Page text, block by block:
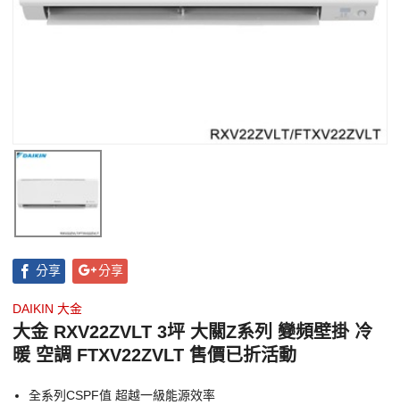
分享 分享
DAIKIN 大金
大金 RXV22ZVLT 3坪 大關Z系列 變頻壁掛 冷
暖 空調 FTXV22ZVLT 售價已折活動
全系列CSPF值 超越一級能源效率